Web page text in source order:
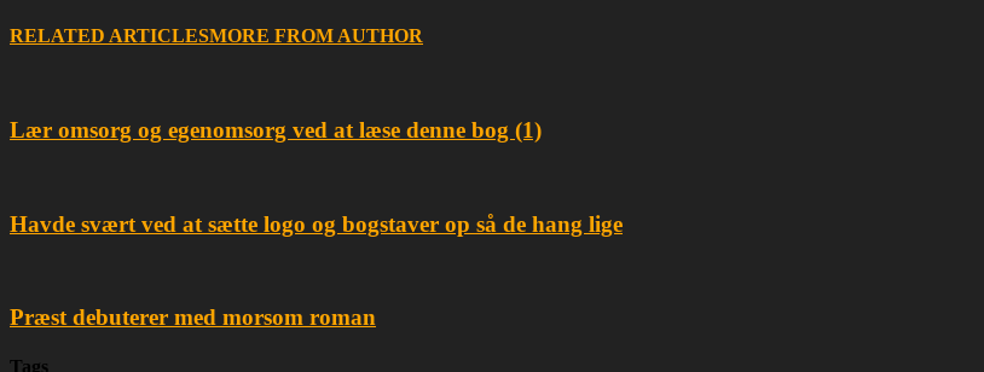
RELATED ARTICLESMORE FROM AUTHOR
Lær omsorg og egenomsorg ved at læse denne bog (1)
Havde svært ved at sætte logo og bogstaver op så de hang lige
Præst debuterer med morsom roman
Tags